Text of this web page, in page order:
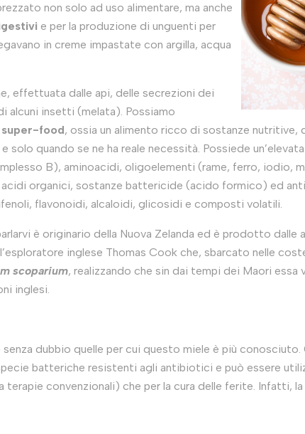
non solo ad uso alimentare, ma anche
e per la produzione di unguenti per
in creme impastate con argilla, acqua
effettuata dalle api, delle secrezioni dei
alcuni insetti (melata). Possiamo
super-food, ossia un alimento ricco di sostanze
solo quando se ne ha reale necessità. Possiede
B), aminoacidi, oligoelementi (rame, ferro, iodio,
organici, sostanze battericide (acido formico) ed
flavonoidi, alcaloidi, glicosidi e composti volatili.
è originario della Nuova Zelanda ed è prodotto dalle
l’esploratore inglese Thomas Cook che, sbarcato nelle
scoparium, realizzando che sin dai tempi dei Maori
inglesi.
dubbio quelle per cui questo miele è più
batteriche resistenti agli antibiotici e può essere
terapie convenzionali) che per la cura delle ferite. Infatti,